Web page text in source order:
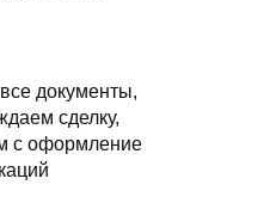
документы,
сделку,
с оформление